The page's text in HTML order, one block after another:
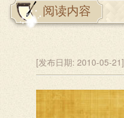
阅读内容
[发布日期: 2010-05-21]